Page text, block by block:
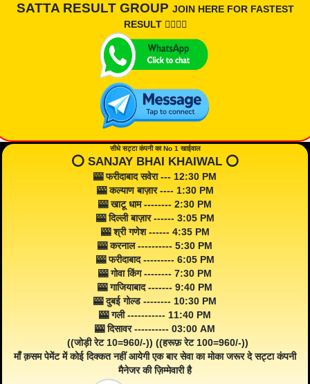
SATTA RESULT GROUP JOIN HERE FOR FASTEST
RESULT 👇🏾👇🏾
सीधे सट्टा कंपनी का No 1 खाईवाल
⭕️ SANJAY BHAI KHAIWAL ⭕️
🎰 फरीदाबाद सवेरा --- 12:30 PM
🎰 कल्याण बाज़ार ---- 1:30 PM
🎰 खाटू धाम -------- 2:30 PM
🎰 दिल्ली बाज़ार ------ 3:05 PM
🎰 श्री गणेश ------ 4:35 PM
🎰 करनाल ---------- 5:30 PM
🎰 फरीदाबाद --------- 6:05 PM
🎰 गोवा किंग -------- 7:30 PM
🎰 गाजियाबाद ------- 9:40 PM
🎰 दुबई गोल्ड -------- 10:30 PM
🎰 गली ----------- 11:40 PM
🎰 दिसावर ---------- 03:00 AM
((जोड़ी रेट 10=960/-)) ((हरूफ़ रेट 100=960/-))
माँ क़सम पेमेंट में कोई दिक्कत नहीं आयेगी एक बार सेवा का मोका जरूर दे सट्टा कंपनी
मैनेजर की ज़िम्मेवारी है